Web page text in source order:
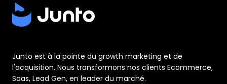
Junto est à la pointe du growth marketing et de
l'acquisition. Nous transformons nos clients Ecommerce,
Saas, Lead Gen, en leader du marché.